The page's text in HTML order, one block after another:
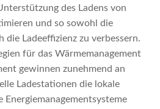
des Ladens von
und so sowohl die
die Ladeeffizienz zu verbessern.
für das Wärmemanagement
gewinnen zunehmend an
Ladestationen die lokale